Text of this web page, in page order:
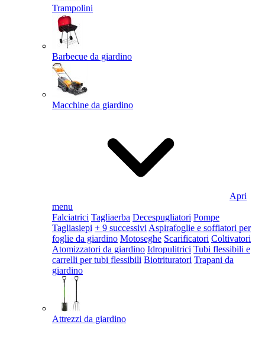
Trampolini
Barbecue da giardino
Macchine da giardino
Apri
menu
Falciatrici Tagliaerba Decespugliatori Pompe
Tagliasiepi + 9 successivi Aspirafoglie e soffiatori per
foglie da giardino Motoseghe Scarificatori Coltivatori
Atomizzatori da giardino Idropulitrici Tubi flessibili e
carrelli per tubi flessibili Biotrituratori Trapani da
giardino
Attrezzi da giardino